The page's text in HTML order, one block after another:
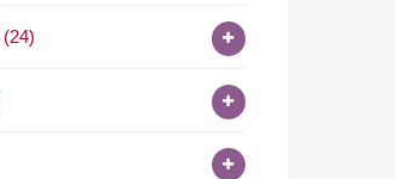
(24)